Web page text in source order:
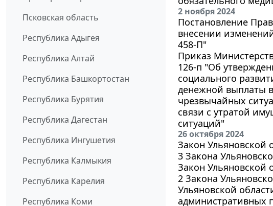
Псковская область
Республика Адыгея
Республика Алтай
Республика Башкортостан
Республика Бурятия
Республика Дагестан
Республика Ингушетия
Республика Калмыкия
Республика Карелия
Республика Коми
2 ноября 2024
Постановление
внесении
458-П"
Приказ
126-п "Об
социального
денежной выплаты
чрезвычайных
связи с утратой
ситуаций"
26 октября 2024
Закон Ульяновской
3 Закона
Закон Ульяновской
2 Закона
Ульяновской
административных